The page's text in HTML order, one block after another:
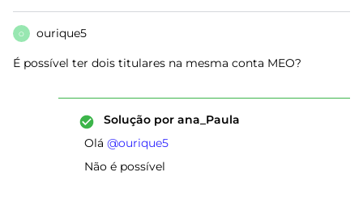
O ourique5
É possível ter dois titulares na mesma conta MEO?
Solução por ana_Paula
Olá ​ @ourique5
Não é possível